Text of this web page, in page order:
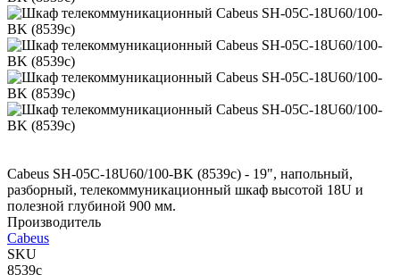
Cabeus SH-05C-18U60/100-BK (8539c) - 19", напольный,
разборный, телекоммуникационный шкаф высотой 18U и
полезной глубиной 900 мм.
Производитель
Cabeus
SKU
8539c